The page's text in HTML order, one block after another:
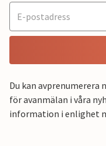
Du kan avprenumerera
för avanmälan i våra
information i enlighet